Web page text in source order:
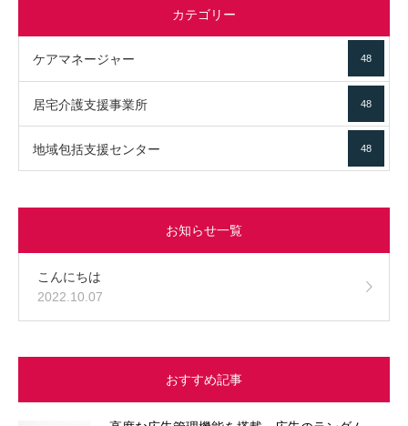
カテゴリー
ケアマネージャー 48
居宅介護支援事業所 48
地域包括支援センター 48
お知らせ一覧
こんにちは
2022.10.07
おすすめ記事